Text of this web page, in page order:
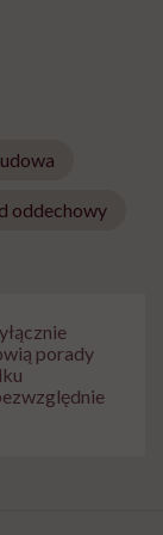
oddechowy
porady